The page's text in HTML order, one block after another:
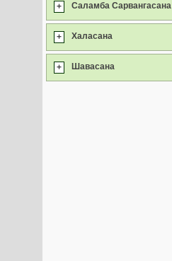
+ Саламба Сарвангасана I
+ Халасана
+ Шавасана